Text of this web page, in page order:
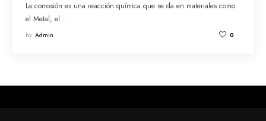
La corrosión es una reacción química que se da en materiales como
el Metal, el…
by Admin 0